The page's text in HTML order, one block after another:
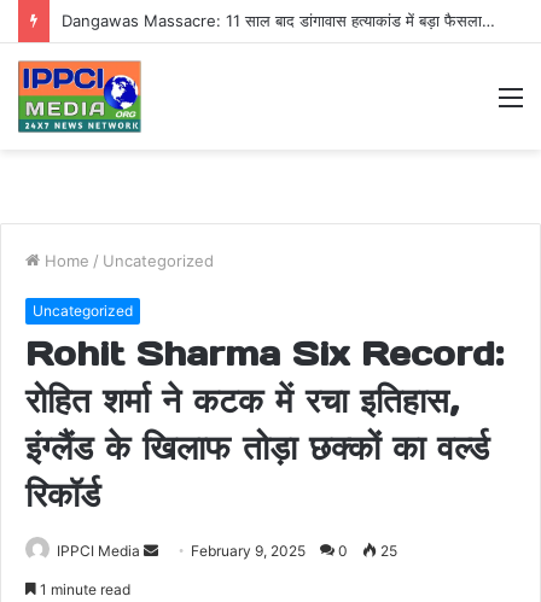
Dangawas Massacre: 11 साल बाद डांगावास हत्याकांड में बड़ा फैसला, एससी-एसटी कोर्ट ने सभी 40 आरोपियों को किया बाइज्जत बरी
Home / Uncategorized
Uncategorized
Rohit Sharma Six Record:
रोहित शर्मा ने कटक में रचा इतिहास,
इंग्लैंड के खिलाफ तोड़ा छक्कों का वर्ल्ड
रिकॉर्ड
IPPCI Media
Send February 9, 2025 0 25
1 minute read